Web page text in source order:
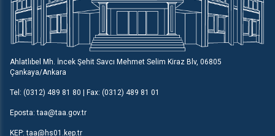
Ahlatlıbel Mh. İncek Şehit Savcı Mehmet Selim Kiraz Blv, 06805
Çankaya/Ankara
Tel: (0312) 489 81 80 | Fax: (0312) 489 81 01
Eposta: taa@taa.gov.tr
KEP: taa@hs01.kep.tr